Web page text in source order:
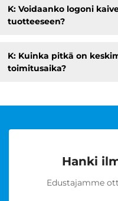
K: Voidaanko logoni
tuotteeseen?
K: Kuinka pitkä on
toimitusaika?
Hanki
Edustajamme